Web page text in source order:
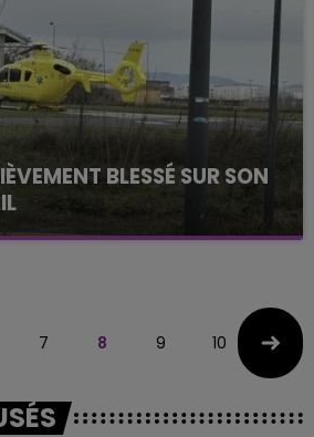
BLESSÉ SUR SON
7 8 9 10 11